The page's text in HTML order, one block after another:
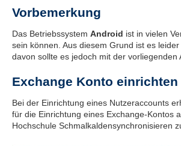
Vorbemerkung
Das Betriebssystem Android ist in vielen
sein können. Aus diesem Grund ist es
davon sollte es jedoch mit der
Exchange Konto einrichten
Bei der Einrichtung eines Nutzeraccounts
für die Einrichtung eines Exchange-Kontos
Hochschule Schmalkaldensynchronisieren